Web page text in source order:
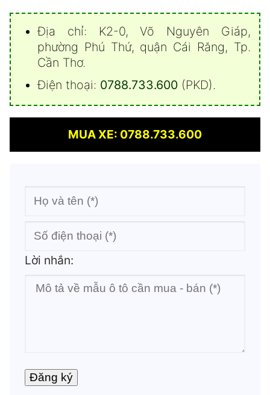
Địa chỉ: K2-0, Võ Nguyên Giáp,
phường Phú Thứ, quận Cái Răng, Tp.
Cần Thơ.
Điện thoại: 0788.733.600 (PKD).
MUA XE: 0788.733.600
Lời nhắn: